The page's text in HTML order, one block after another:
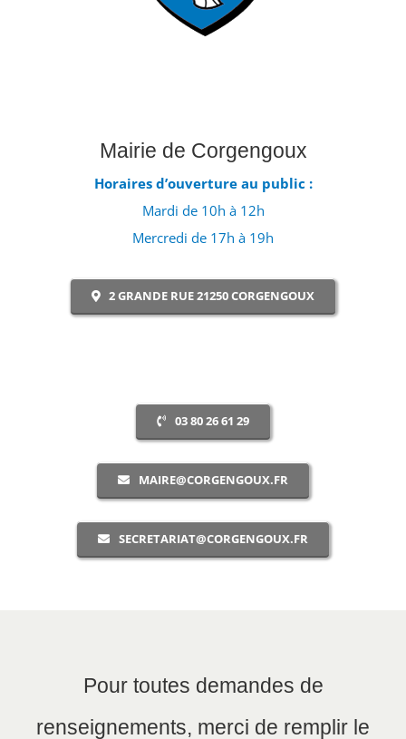
Mairie de Corgengoux
Horaires d’ouverture au public :
Mardi de 10h à 12h
Mercredi de 17h à 19h
2 GRANDE RUE 21250 CORGENGOUX
03 80 26 61 29
MAIRE@CORGENGOUX.FR
SECRETARIAT@CORGENGOUX.FR
Pour toutes demandes de
renseignements, merci de remplir le